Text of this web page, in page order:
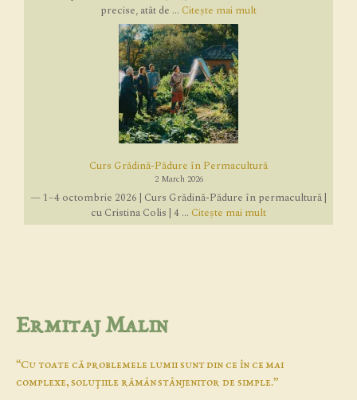
precise, atât de ... Citește mai mult
Curs Grădină-Pădure în Permacultură
2 March 2026
— 1–4 octombrie 2026 | Curs Grădină-Pădure în permacultură |
cu Cristina Colis | 4 ... Citește mai mult
Ermitaj Malin
“Cu toate că problemele lumii sunt din ce în ce mai
complexe, soluţiile rămân stânjenitor de simple.”